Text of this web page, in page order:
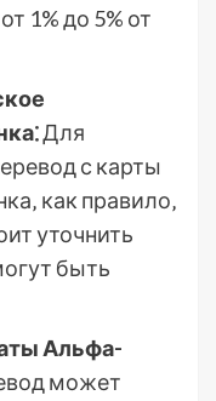
1% до 5% от
Для
с карты
как правило‚
уточнить
быть
Альфа-
может